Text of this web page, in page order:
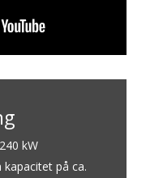
kW
på ca.